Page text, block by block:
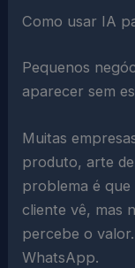
Como usar IA
Pequenos
aparecer sem
Muitas
produto, arte
problema é que
cliente vê, mas
percebe o
WhatsApp.